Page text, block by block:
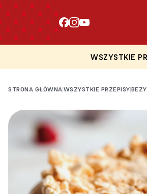
WSZYSTKIE
STRONA GŁÓWNA|WSZYSTKIE PRZEPISY|